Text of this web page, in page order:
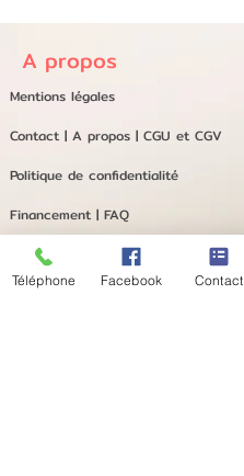
A propos
Mentions légales
Contact | A propos | CGU et CGV
Politique de confidentialité
Financement | FAQ
Téléphone Facebook Contact